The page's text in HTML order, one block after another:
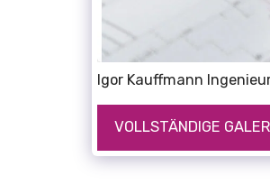
Igor Kauffmann
VOLLSTÄNDIGE